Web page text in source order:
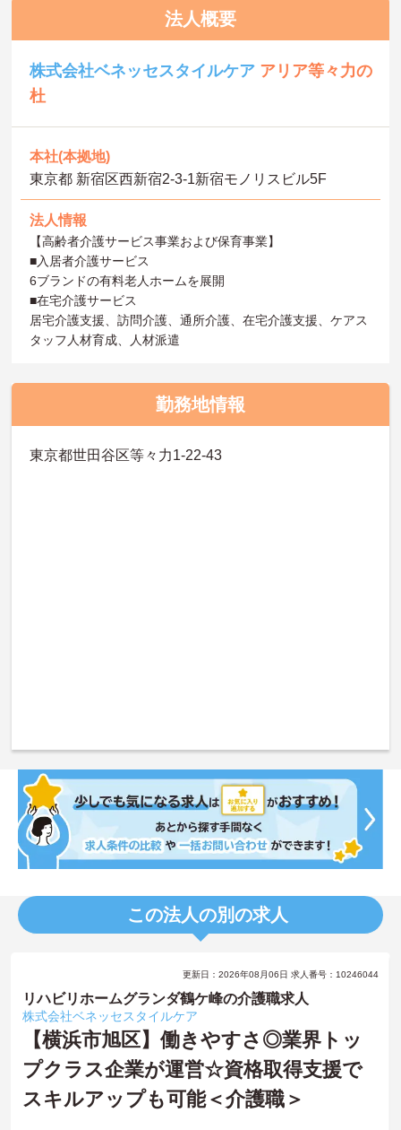
法人概要
株式会社ベネッセスタイルケア アリア等々力の
杜
本社(本拠地)
東京都 新宿区西新宿2-3-1新宿モノリスビル5F
法人情報
【高齢者介護サービス事業および保育事業】
■入居者介護サービス
6ブランドの有料老人ホームを展開
■在宅介護サービス
居宅介護支援、訪問介護、通所介護、在宅介護支援、ケアス
タッフ人材育成、人材派遣
勤務地情報
東京都世田谷区等々力1-22-43
この法人の別の求人
更新日：2026年08月06日 求人番号：10246044
リハビリホームグランダ鶴ケ峰の介護職求人
株式会社ベネッセスタイルケア
【横浜市旭区】働きやすさ◎業界トッ
プクラス企業が運営☆資格取得支援で
スキルアップも可能＜介護職＞